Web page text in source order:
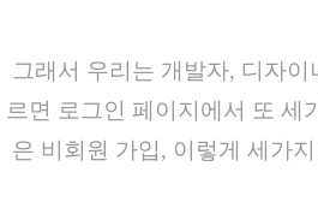
그래서 우리는 개발자, 디자
르면 로그인 페이지에서 또 세
은 비회원 가입, 이렇게 세가